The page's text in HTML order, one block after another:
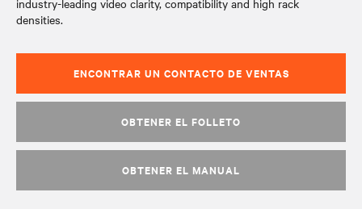
industry-leading video clarity, compatibility and high rack
densities.
ENCONTRAR UN CONTACTO DE VENTAS
OBTENER EL FOLLETO
OBTENER EL MANUAL